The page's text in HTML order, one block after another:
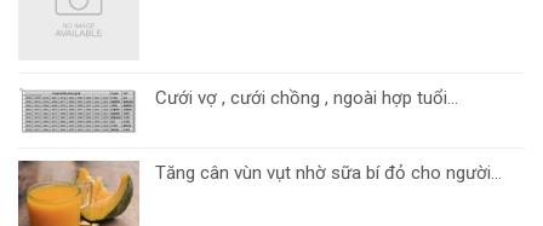
Cưới vợ , cưới chồng , ngoài hợp tuổi...
Tăng cân vùn vụt nhờ sữa bí đỏ cho người...